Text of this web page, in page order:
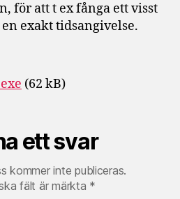
för att t ex fånga ett visst
exakt tidsangivelse.
(62 kB)
ett svar
kommer inte publiceras.
fält är märkta *